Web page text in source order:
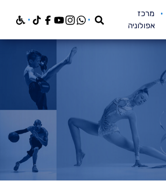
מרכז
אפולוניה